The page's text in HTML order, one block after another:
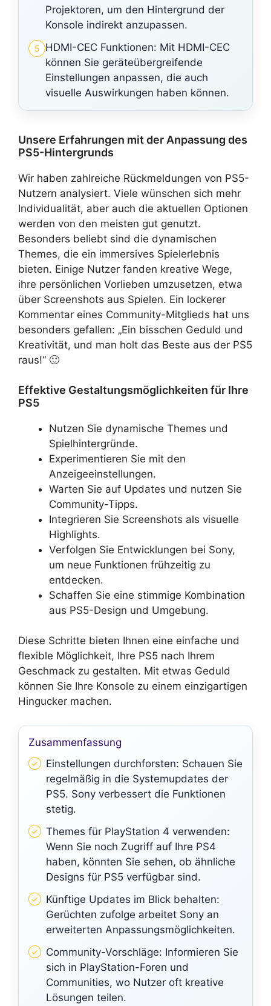
Projektoren, um den Hintergrund der
Konsole indirekt anzupassen.
5
HDMI-CEC Funktionen: Mit HDMI-CEC
können Sie geräteübergreifende
Einstellungen anpassen, die auch
visuelle Auswirkungen haben können.
Unsere Erfahrungen mit der Anpassung des
PS5-Hintergrunds
Wir haben zahlreiche Rückmeldungen von PS5-
Nutzern analysiert. Viele wünschen sich mehr
Individualität, aber auch die aktuellen Optionen
werden von den meisten gut genutzt.
Besonders beliebt sind die dynamischen
Themes, die ein immersives Spielerlebnis
bieten. Einige Nutzer fanden kreative Wege,
ihre persönlichen Vorlieben umzusetzen, etwa
über Screenshots aus Spielen. Ein lockerer
Kommentar eines Community-Mitglieds hat uns
besonders gefallen: „Ein bisschen Geduld und
Kreativität, und man holt das Beste aus der PS5
raus!“ 🙂
Effektive Gestaltungsmöglichkeiten für Ihre
PS5
Nutzen Sie dynamische Themes und
Spielhintergründe.
Experimentieren Sie mit den
Anzeigeeinstellungen.
Warten Sie auf Updates und nutzen Sie
Community-Tipps.
Integrieren Sie Screenshots als visuelle
Highlights.
Verfolgen Sie Entwicklungen bei Sony,
um neue Funktionen frühzeitig zu
entdecken.
Schaffen Sie eine stimmige Kombination
aus PS5-Design und Umgebung.
Diese Schritte bieten Ihnen eine einfache und
flexible Möglichkeit, Ihre PS5 nach Ihrem
Geschmack zu gestalten. Mit etwas Geduld
können Sie Ihre Konsole zu einem einzigartigen
Hingucker machen.
Zusammenfassung
Einstellungen durchforsten: Schauen Sie
regelmäßig in die Systemupdates der
PS5. Sony verbessert die Funktionen
stetig.
Themes für PlayStation 4 verwenden:
Wenn Sie noch Zugriff auf Ihre PS4
haben, könnten Sie sehen, ob ähnliche
Designs für PS5 verfügbar sind.
Künftige Updates im Blick behalten:
Gerüchten zufolge arbeitet Sony an
erweiterten Anpassungsmöglichkeiten.
Community-Vorschläge: Informieren Sie
sich in PlayStation-Foren und
Communities, wo Nutzer oft kreative
Lösungen teilen.